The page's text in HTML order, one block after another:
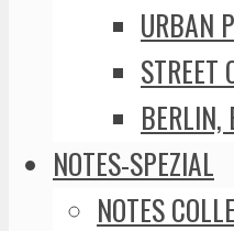
URBAN
STREET
BERLIN,
NOTES-SPEZIAL
NOTES